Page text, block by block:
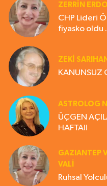
ZERRIN
CHP Lideri
fiyasko oldu .
ZEKI SARIHAN
KANUNSUZ
ASTROLOG
ÜÇGEN
HAFTA!!
GAZIANTEP
VALİ
Ruhsal